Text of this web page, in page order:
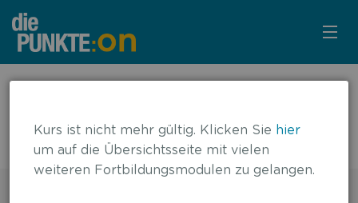
KURSÜBERSICHT
LOGIN
KOSTENLOS ANMELDEN
Insulintherapie beim Typ-2-
Diabetiker im Krankenhaus
Kurs ist nicht mehr gültig. Klicken Sie hier
um auf die Übersichtsseite mit vielen
weiteren Fortbildungsmodulen zu gelangen.